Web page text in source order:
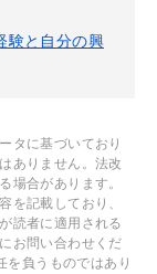
験と自分の興
タに基づいており
ありません。法改
場合があります。
を記載しており、
読者に適用される
お問い合わせくだ
負うものではあり